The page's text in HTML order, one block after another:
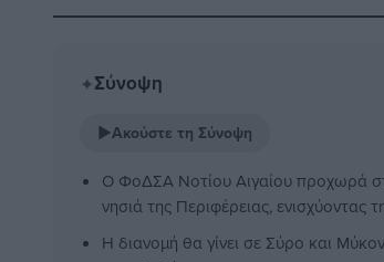
✦Σύνοψη
▶Ακούστε τη Σύνοψη
Ο ΦοΔΣΑ Νοτίου Αιγαίου προχωρά
νησιά της Περιφέρειας, ενισχύοντας
Η διανομή θα γίνει σε Σύρο και